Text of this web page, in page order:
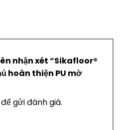
nhận xét “ Sikafloor®
hoàn thiện PU mờ
để gửi đánh giá.